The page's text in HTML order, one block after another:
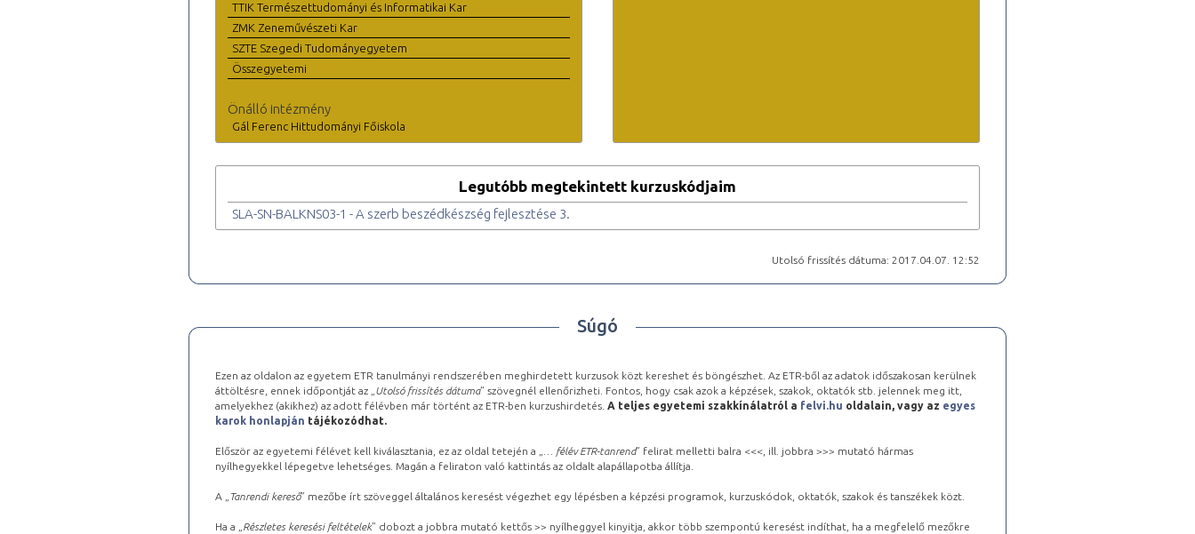
TTIK Természettudományi és Informatikai Kar
ZMK Zeneművészeti Kar
SZTE Szegedi Tudományegyetem
Összegyetemi
Önálló intézmény
Gál Ferenc Hittudományi Főiskola
Legutóbb megtekintett kurzuskódjaim
SLA-SN-BALKNS03-1 - A szerb beszédkészség fejlesztése 3.
Utolsó frissítés dátuma: 2017.04.07. 12:52
Súgó
Ezen az oldalon az egyetem ETR tanulmányi rendszerében meghirdetett kurzusok közt kereshet és böngészhet. Az ETR-ből az adatok időszakosan kerülnek
áttöltésre, ennek időpontját az „ Utolsó frissítés dátuma” szövegnél ellenőrizheti. Fontos, hogy csak azok a képzések, szakok, oktatók stb. jelennek meg itt,
amelyekhez (akikhez) az adott félévben már történt az ETR-ben kurzushirdetés. A teljes egyetemi szakkínálatról a felvi.hu oldalain, vagy az egyes
karok honlapján tájékozódhat.
Először az egyetemi félévet kell kiválasztania, ez az oldal tetején a „ … félév ETR-tanrend” felirat melletti balra <<<, ill. jobbra >>> mutató hármas
nyílhegyekkel lépegetve lehetséges. Magán a feliraton való kattintás az oldalt alapállapotba állítja.
A „ Tanrendi kereső” mezőbe írt szöveggel általános keresést végezhet egy lépésben a képzési programok, kurzuskódok, oktatók, szakok és tanszékek közt.
Ha a „ Részletes keresési feltételek” dobozt a jobbra mutató kettős >> nyílheggyel kinyitja, akkor több szempontú keresést indíthat, ha a megfelelő mezőkre